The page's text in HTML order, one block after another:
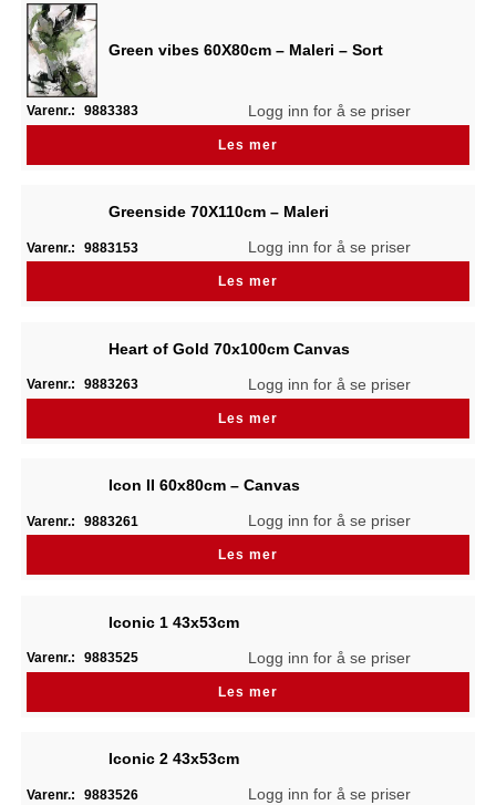
Green vibes 60X80cm – Maleri – Sort
Varenr.: 9883383 Logg inn for å se priser
Les mer
Greenside 70X110cm – Maleri
Varenr.: 9883153 Logg inn for å se priser
Les mer
Heart of Gold 70x100cm Canvas
Varenr.: 9883263 Logg inn for å se priser
Les mer
Icon II 60x80cm – Canvas
Varenr.: 9883261 Logg inn for å se priser
Les mer
Iconic 1 43x53cm
Varenr.: 9883525 Logg inn for å se priser
Les mer
Iconic 2 43x53cm
Varenr.: 9883526 Logg inn for å se priser